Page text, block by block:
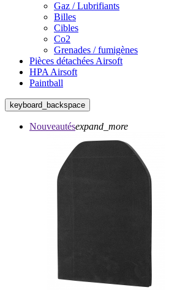
Gaz / Lubrifiants
Billes
Cibles
Co2
Grenades / fumigènes
Pièces détachées Airsoft
HPA Airsoft
Paintball
keyboard_backspace
Nouveautésexpand_more